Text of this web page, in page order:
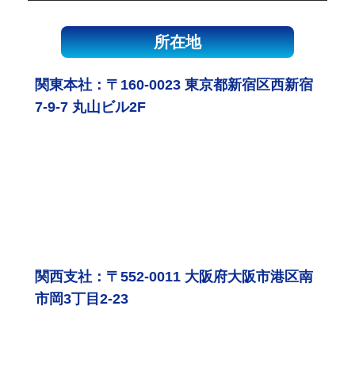
所在地
関東本社：〒160-0023 東京都新宿区西新宿
7-9-7 丸山ビル2F
関西支社：〒552-0011 大阪府大阪市港区南
市岡3丁目2-23